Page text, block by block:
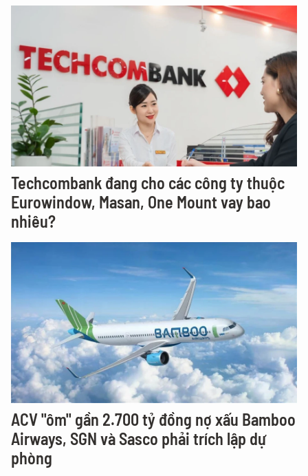
Techcombank đang cho các công ty thuộc
Eurowindow, Masan, One Mount vay bao
nhiêu?
ACV "ôm" gần 2.700 tỷ đồng nợ xấu Bamboo
Airways, SGN và Sasco phải trích lập dự
phòng